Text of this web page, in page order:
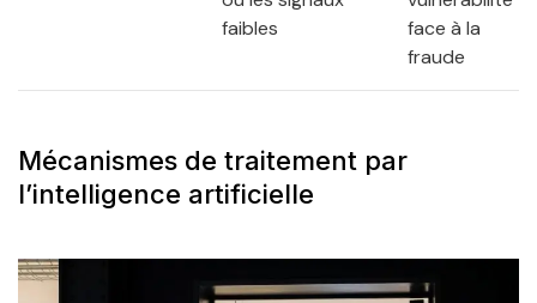
faibles
face à la
fraude
Mécanismes de traitement par
l’intelligence artificielle